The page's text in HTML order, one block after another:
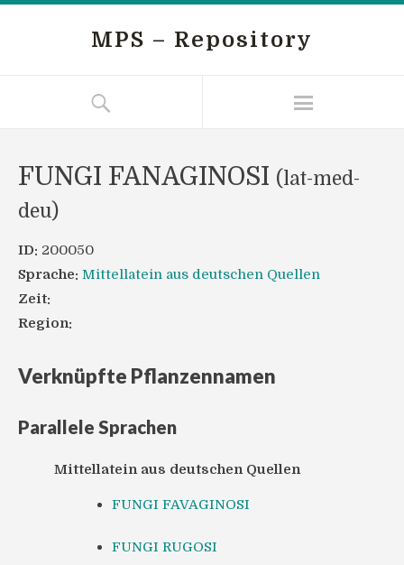
MPS – Repository
FUNGI FANAGINOSI (lat-med-
deu)
ID: 200050
Sprache: Mittellatein aus deutschen Quellen
Zeit:
Region:
Verknüpfte Pflanzennamen
Parallele Sprachen
Mittellatein aus deutschen Quellen
FUNGI FAVAGINOSI
FUNGI RUGOSI